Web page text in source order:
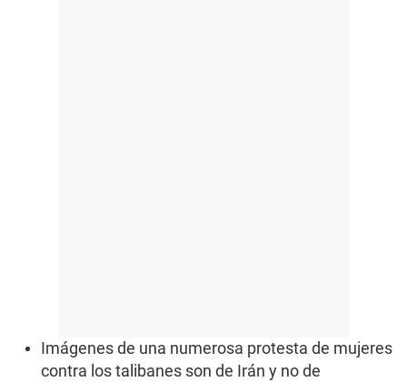
Imágenes de una numerosa protesta de mujeres
contra los talibanes son de Irán y no de